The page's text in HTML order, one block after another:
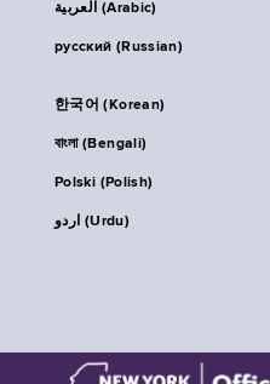
العربية (Arabic)
русский (Russian)
한국어 (Korean)
বাংলা (Bengali)
Polski (Polish)
اردو (Urdu)